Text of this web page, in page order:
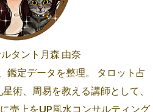
タント月森 由奈
鑑定データを整理。 タロット占
術、周易を教える講師として、
売上をUP風水コンサルティング